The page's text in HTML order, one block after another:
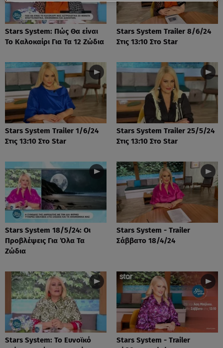
Stars System: Πώς Θα είναι
Το Καλοκαίρι Για Τα 12 Ζώδια
Stars System Trailer 8/6/24
Στις 13:10 Στο Star
Stars System Trailer 1/6/24
Στις 13:10 Στο Star
Stars System Trailer 25/5/24
Στις 13:10 Στο Star
Stars System 18/5/24: Οι
Προβλέψεις Για Όλα Τα
Ζώδια
Stars System - Trailer
Σάββατο 18/4/24
Stars System: Το Ευνοϊκό
Stars System - Trailer